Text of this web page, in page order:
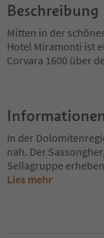
Beschreibung
Mitten in der
Hotel Miramonti ist
Corvara 1600 über
In der
nah. Der
Sellagruppe
Lies mehr